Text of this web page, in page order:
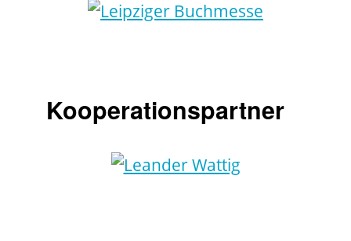
Kooperationspartner